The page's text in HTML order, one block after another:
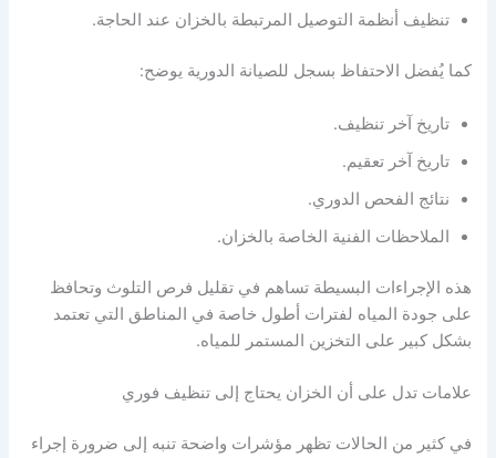
تنظيف أنظمة التوصيل المرتبطة بالخزان عند الحاجة.
كما يُفضل الاحتفاظ بسجل للصيانة الدورية يوضح:
تاريخ آخر تنظيف.
تاريخ آخر تعقيم.
نتائج الفحص الدوري.
الملاحظات الفنية الخاصة بالخزان.
هذه الإجراءات البسيطة تساهم في تقليل فرص التلوث وتحافظ
على جودة المياه لفترات أطول خاصة في المناطق التي تعتمد
بشكل كبير على التخزين المستمر للمياه.
علامات تدل على أن الخزان يحتاج إلى تنظيف فوري
في كثير من الحالات تظهر مؤشرات واضحة تنبه إلى ضرورة إجراء